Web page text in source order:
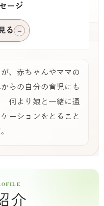
ージ
る →
、赤ちゃんやママの
らの自分の育児にも
何より娘と一緒に通
ーションをとること
介